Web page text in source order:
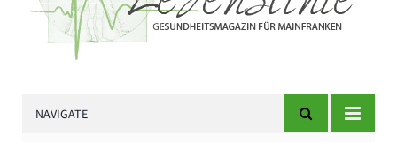
NAVIGATE